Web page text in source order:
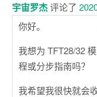
宇宙罗杰评论了
你好。
我想为 TFT28/32
程或分步指南吗？
我希望我很快就会